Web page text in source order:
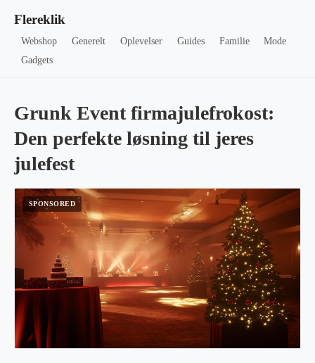
Flereklik
Webshop Generelt Oplevelser Guides Familie
Mode
Gadgets
Grunk Event firmajulefrokost:
Den perfekte løsning til jeres
julefest